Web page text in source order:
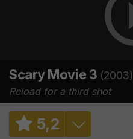
Scary Movie 3 (2003)
Reload for a third shot
5,2